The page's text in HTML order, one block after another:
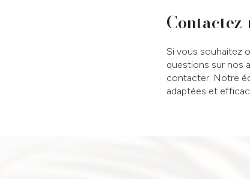
Si vous souhaitez
questions sur nos
contacter. Notre
adaptées et